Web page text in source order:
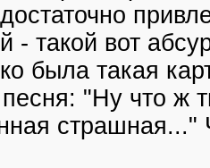
- такой вот
была такая
"Ну что ж